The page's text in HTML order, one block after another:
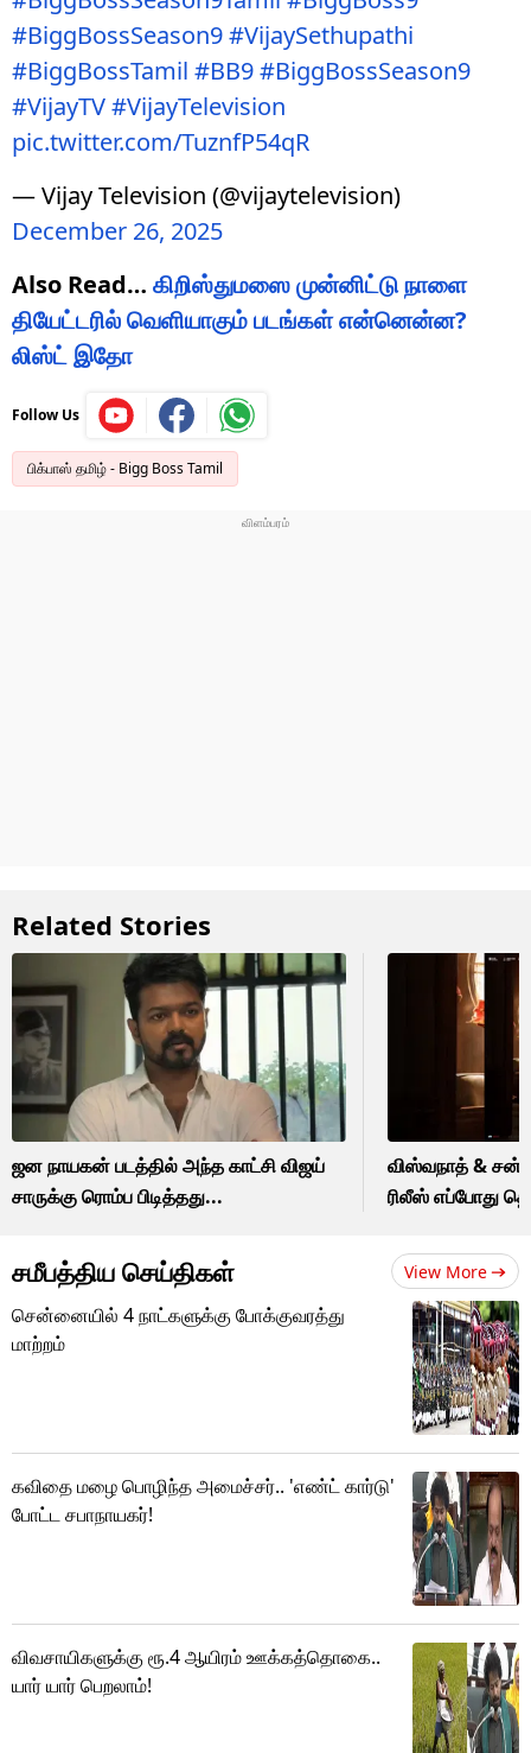
#BiggBossSeason9#VijaySethupathi
#BiggBossTamil #BB9#BiggBossSeason9
#VijayTV#VijayTelevision
pic.twitter.com/TuznfP54qR
— Vijay Television (@vijaytelevision)
December 26, 2025
Also Read… கிறிஸ்துமஸை முன்னிட்டு நாளை
தியேட்டரில் வெளியாகும் படங்கள் என்னென்ன?
லிஸ்ட் இதோ
Follow Us
பிக்பாஸ் தமிழ் - Bigg Boss Tamil
Related Stories
ஜன நாயகன் படத்தில் அந்த காட்சி விஜய்
சாருக்கு ரொம்ப பிடித்தது...
விஸ்வநாத் &
ரிலீஸ் எப்போது
சமீபத்திய செய்திகள் View More
சென்னையில் 4 நாட்களுக்கு போக்குவரத்து
மாற்றம்
கவிதை மழை பொழிந்த அமைச்சர்.. 'எண்ட் கார்டு'
போட்ட சபாநாயகர்!
விவசாயிகளுக்கு ரூ.4 ஆயிரம் ஊக்கத்தொகை..
யார் யார் பெறலாம்!